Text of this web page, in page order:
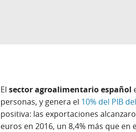
El sector agroalimentario español
personas, y genera el 10% del PIB
positiva: las exportaciones
euros en 2016, un 8,4% más que